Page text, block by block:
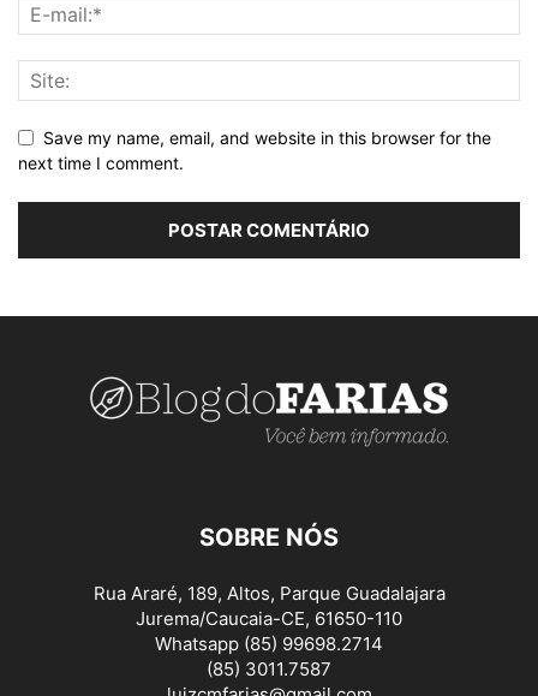
Save my name, email, and website in this browser for the
next time I comment.
SOBRE NÓS
Rua Araré, 189, Altos, Parque Guadalajara
Jurema/Caucaia-CE, 61650-110
Whatsapp (85) 99698.2714
(85) 3011.7587